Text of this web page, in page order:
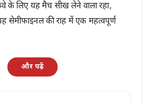
के लिए यह मैच सीख लेने वाला रहा,
सेमीफाइनल की राह में एक महत्वपूर्ण
और पढ़ें